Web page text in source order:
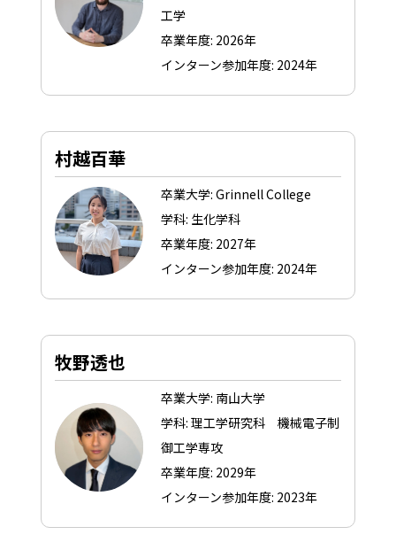
工学
卒業年度: 2026年
インターン参加年度: 2024年
村越百華
卒業大学: Grinnell College
学科: 生化学科
卒業年度: 2027年
インターン参加年度: 2024年
牧野透也
卒業大学: 南山大学
学科: 理工学研究科 機械電子制
御工学専攻
卒業年度: 2029年
インターン参加年度: 2023年